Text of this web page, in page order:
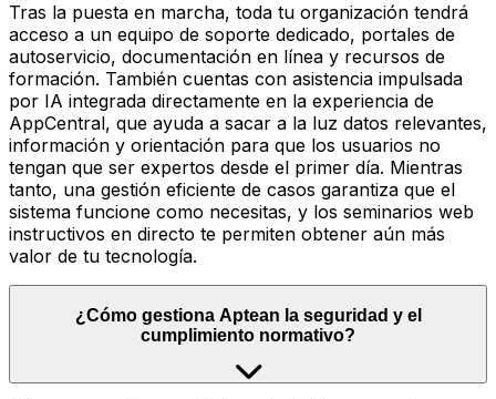
Tras la puesta en marcha, toda tu organización tendrá
acceso a un equipo de soporte dedicado, portales de
autoservicio, documentación en línea y recursos de
formación. También cuentas con asistencia impulsada
por IA integrada directamente en la experiencia de
AppCentral, que ayuda a sacar a la luz datos relevantes,
información y orientación para que los usuarios no
tengan que ser expertos desde el primer día. Mientras
tanto, una gestión eficiente de casos garantiza que el
sistema funcione como necesitas, y los seminarios web
instructivos en directo te permiten obtener aún más
valor de tu tecnología.
¿Cómo gestiona Aptean la seguridad y el
cumplimiento normativo?